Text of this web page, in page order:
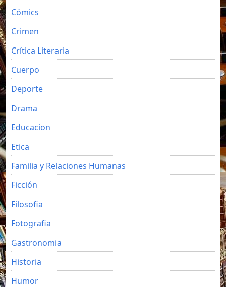
Cómics
Crimen
Crítica Literaria
Cuerpo
Deporte
Drama
Educacion
Etica
Familia y Relaciones Humanas
Ficción
Filosofia
Fotografia
Gastronomia
Historia
Humor